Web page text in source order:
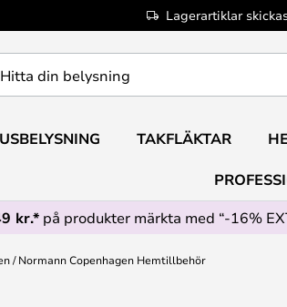
Lagerartiklar
TAKFLÄKTAR
kr.* på produkter märkta med “-16%
Normann Copenhagen Hemtillbehör